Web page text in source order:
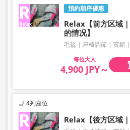
預約順序優惠
Relax【前方区域
的情况】
毛毯 座椅調節 寬鬆
大人
4,900 JPY～
4列座位
Relax【後方区域